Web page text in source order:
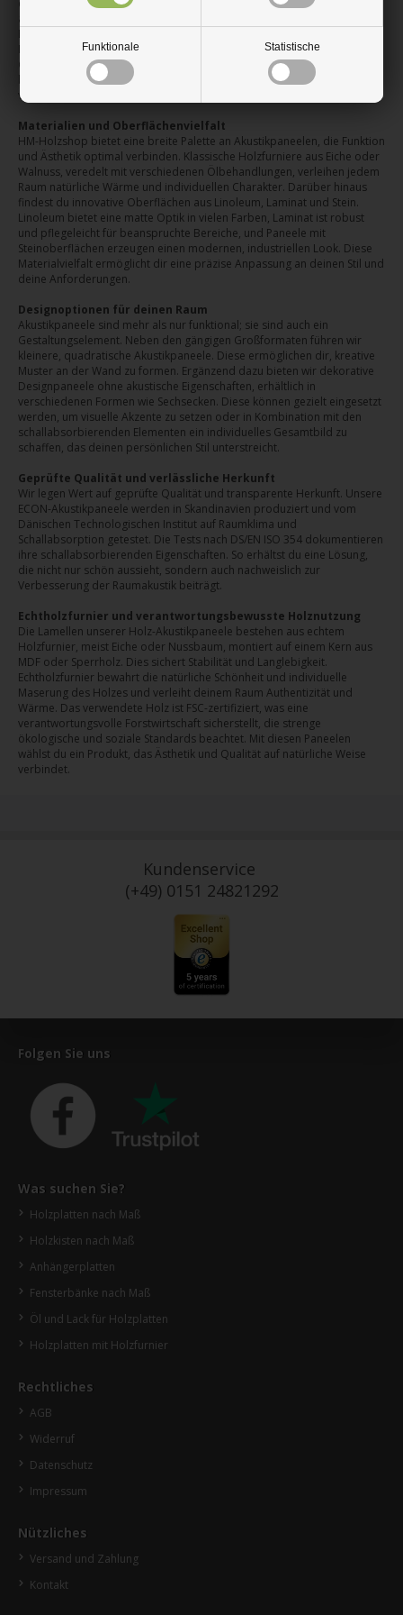
Funktionale Statistische
effektiv Lärm und Nachhall, was die Sprachverständlichkeit und die
Einrichtung durch eine warme und moderne Ästhetik. Die flexible
Montage an Wänden und Decken ermöglicht vielfältige
Gestaltungsmöglichkeiten. Ihre Installation ist unkompliziert und sie
benötigen nur minimale Wartung, wodurch du lange Freude an einer
verbesserten Raumakustik hast.
Materialien und Oberflächenvielfalt
HM-Holzshop bietet eine breite Palette an Akustikpaneelen, die Funktion
und Ästhetik optimal verbinden. Klassische Holzfurniere aus Eiche oder
Walnuss, veredelt mit verschiedenen Ölbehandlungen, verleihen jedem
Raum natürliche Wärme und individuellen Charakter. Darüber hinaus
findest du innovative Oberflächen aus Linoleum, Laminat und Stein.
Linoleum bietet eine matte Optik in vielen Farben, Laminat ist robust
und pflegeleicht für beanspruchte Bereiche, und Paneele mit
Steinoberflächen erzeugen einen modernen, industriellen Look. Diese
Materialvielfalt ermöglicht dir eine präzise Anpassung an deinen Stil und
deine Anforderungen.
Designoptionen für deinen Raum
Akustikpaneele sind mehr als nur funktional; sie sind auch ein
Gestaltungselement. Neben den gängigen Großformaten führen wir
kleinere, quadratische Akustikpaneele. Diese ermöglichen dir, kreative
Muster an der Wand zu formen. Ergänzend dazu bieten wir dekorative
Designpaneele ohne akustische Eigenschaften, erhältlich in
verschiedenen Formen wie Sechsecken. Diese können gezielt eingesetzt
werden, um visuelle Akzente zu setzen oder in Kombination mit den
schallabsorbierenden Elementen ein individuelles Gesamtbild zu
schaffen, das deinen persönlichen Stil unterstreicht.
Geprüfte Qualität und verlässliche Herkunft
Wir legen Wert auf geprüfte Qualität und transparente Herkunft. Unsere
ECON-Akustikpaneele werden in Skandinavien produziert und vom
Dänischen Technologischen Institut auf Raumklima und
Schallabsorption getestet. Die Tests nach DS/EN ISO 354 dokumentieren
ihre schallabsorbierenden Eigenschaften. So erhältst du eine Lösung,
die nicht nur schön aussieht, sondern auch nachweislich zur
Verbesserung der Raumakustik beiträgt.
Echtholzfurnier und verantwortungsbewusste Holznutzung
Die Lamellen unserer Holz-Akustikpaneele bestehen aus echtem
Holzfurnier, meist Eiche oder Nussbaum, montiert auf einem Kern aus
MDF oder Sperrholz. Dies sichert Stabilität und Langlebigkeit.
Echtholzfurnier bewahrt die natürliche Schönheit und individuelle
Maserung des Holzes und verleiht deinem Raum Authentizität und
Wärme. Das verwendete Holz ist FSC-zertifiziert, was eine
verantwortungsvolle Forstwirtschaft sicherstellt, die strenge
ökologische und soziale Standards beachtet. Mit diesen Paneelen
wählst du ein Produkt, das Ästhetik und Qualität auf natürliche Weise
verbindet.
Kundenservice
(+49) 0151 24821292
Folgen Sie uns
Was suchen Sie?
Holzplatten nach Maß
Holzkisten nach Maß
Anhängerplatten
Fensterbänke nach Maß
Öl und Lack für Holzplatten
Holzplatten mit Holzfurnier
Rechtliches
AGB
Widerruf
Datenschutz
Impressum
Nützliches
Versand und Zahlung
Kontakt